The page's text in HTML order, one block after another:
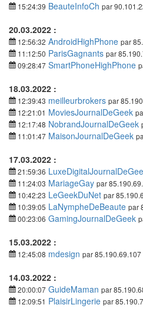
15:24:39 BeauteInfoCh par
20.03.2022 :
12:56:32 AndroidHighPhone par
11:12:50 ParisGagnants par
09:28:47 SmartPhoneHighPhone
18.03.2022 :
12:39:43 meilleurbrokers par
12:21:01 MoviesJournalDeGeek
12:17:48 NobrandJournalDeGeek
11:01:47 MaisonJournalDeGeek
17.03.2022 :
21:59:36
11:24:03 MariageGay par
10:42:23 LeGeekDuNet par
10:39:05 LaNympheDeBeaute par
00:23:06 GamingJournalDeGeek
15.03.2022 :
12:45:08 mdesign par 85.190.69.107
14.03.2022 :
20:00:07 GuideMaman par
12:09:51 PlaisirLingerie par